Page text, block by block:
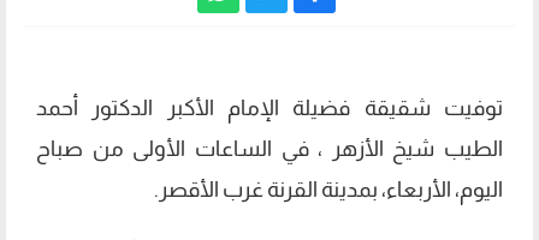
توفيت شقيقة فضيلة الإمام الأكبر الدكتور أحمد
الطيب شيخ الأزهر ، في الساعات الأولى من صباح
اليوم، الأربعاء، بمدينة القرنة غرب الأقصر.